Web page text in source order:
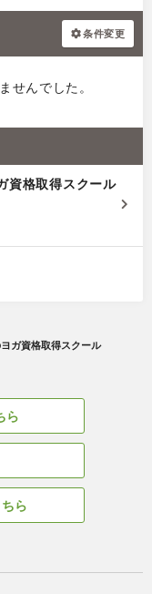
条件変更
せんでした。
資格取得スクール
ガ資格取得スクール
ら
ら